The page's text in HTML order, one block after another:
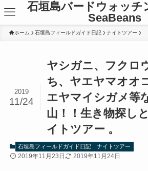
石垣島バードウォッチ
SeaBeans
ホーム 石垣島フィールドガイド日記 ナイトツアー
ヤシガニ、フクロ
ち、ヤエヤマオオ
エヤマイシガメ等
山！！生き物探し
イトツアー 。
2019
11/24
石垣島フィールドガイド日記 ナイトツアー
2019年11月23日 2019年11月24日